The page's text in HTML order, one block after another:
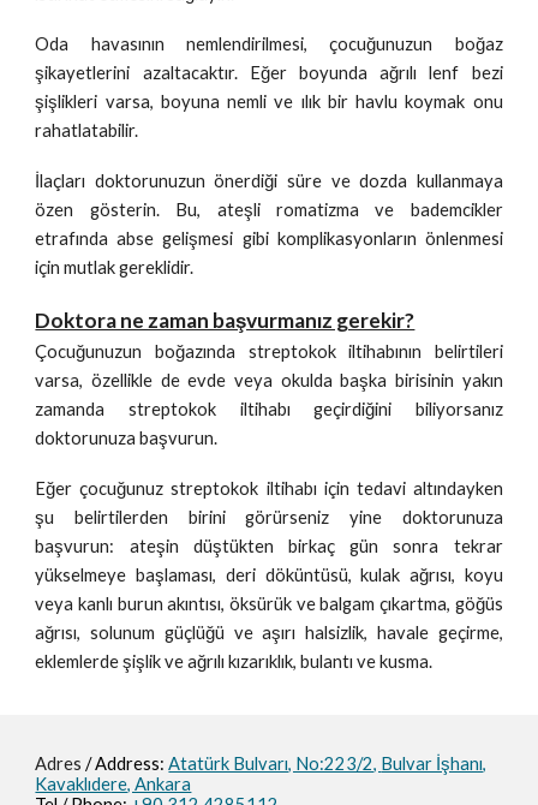
Oda havasının nemlendirilmesi, çocuğunuzun boğaz
şikayetlerini azaltacaktır. Eğer boyunda ağrılı lenf bezi
şişlikleri varsa, boyuna nemli ve ılık bir havlu koymak onu
rahatlatabilir.
İlaçları doktorunuzun önerdiği süre ve dozda kullanmaya
özen gösterin. Bu, ateşli romatizma ve bademcikler
etrafında abse gelişmesi gibi komplikasyonların önlenmesi
için mutlak gereklidir.
Doktora ne zaman başvurmanız gerekir?
Çocuğunuzun boğazında streptokok iltihabının belirtileri
varsa, özellikle de evde veya okulda başka birisinin yakın
zamanda streptokok iltihabı geçirdiğini biliyorsanız
doktorunuza başvurun.
Eğer çocuğunuz streptokok iltihabı için tedavi altındayken
şu belirtilerden birini görürseniz yine doktorunuza
başvurun: ateşin düştükten birkaç gün sonra tekrar
yükselmeye başlaması, deri döküntüsü, kulak ağrısı, koyu
veya kanlı burun akıntısı, öksürük ve balgam çıkartma, göğüs
ağrısı, solunum güçlüğü ve aşırı halsizlik, havale geçirme,
eklemlerde şişlik ve ağrılı kızarıklık, bulantı ve kusma.
Adres/ Address: Atatürk Bulvarı, No:223/2, Bulvar İşhanı,
Kavaklıdere, Ankara